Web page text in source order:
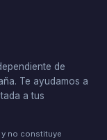
de
Te ayudamos a
a tus
no constituye